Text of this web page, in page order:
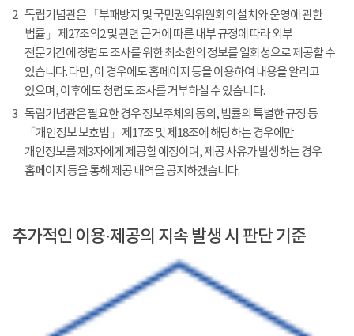
2 독립기념관은 「부패방지 및 국민권익위원회의 설치와 운영에 관한
법률」 제27조의2 및 관련 근거에 따른 내부 규정에 따라 외부
전문기간에 청렴도 조사를 위한 최소한의 정보를 일회성으로 제공할 수
있습니다. 다만, 이 경우에도 홈페이지 등을 이용하여 내용을 알리고
있으며, 이후에도 청렴도 조사를 거부하실 수 있습니다.
3 독립기념관은 필요한 경우 정보주체의 동의, 법률의 특별한 규정 등
「개인정보 보호법」 제17조 및 제18조에 해당하는 경우에만
개인정보를 제3자에게 제공할 예정이며, 제공 사유가 발생하는 경우
홈페이지 등을 통해 제공 내역을 공지하겠습니다.
추가적인 이용·제공의 지속 발생 시 판단 기준